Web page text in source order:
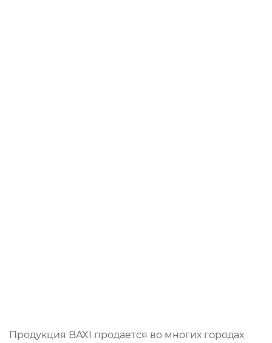
Продукция BAXI продается во многих городах